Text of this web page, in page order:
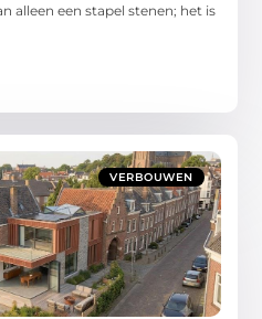
alleen een stapel stenen; het is
VERBOUWEN